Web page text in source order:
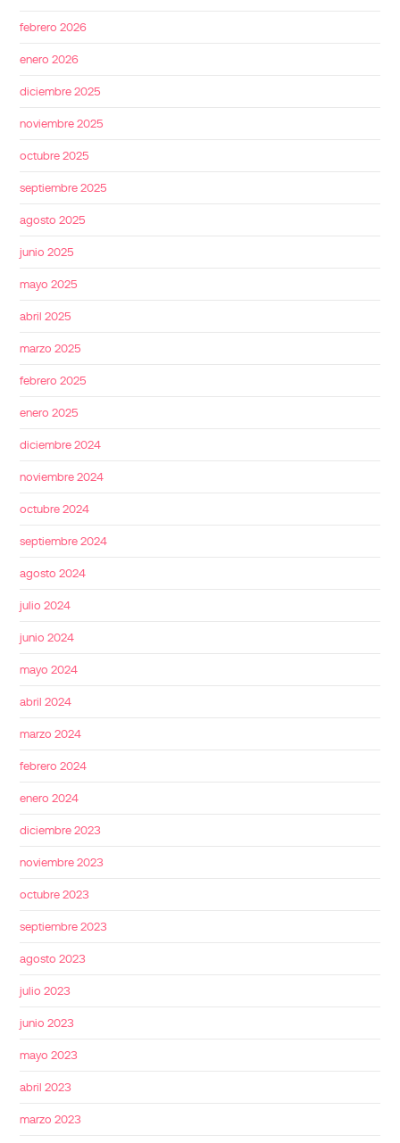
febrero 2026
enero 2026
diciembre 2025
noviembre 2025
octubre 2025
septiembre 2025
agosto 2025
junio 2025
mayo 2025
abril 2025
marzo 2025
febrero 2025
enero 2025
diciembre 2024
noviembre 2024
octubre 2024
septiembre 2024
agosto 2024
julio 2024
junio 2024
mayo 2024
abril 2024
marzo 2024
febrero 2024
enero 2024
diciembre 2023
noviembre 2023
octubre 2023
septiembre 2023
agosto 2023
julio 2023
junio 2023
mayo 2023
abril 2023
marzo 2023